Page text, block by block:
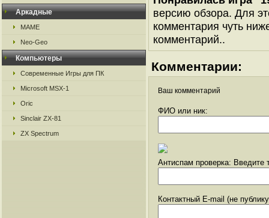
Аркадные
MAME
Neo-Geo
Компьютеры
Современные Игры для ПК
Microsoft MSX-1
Oric
Sinclair ZX-81
ZX Spectrum
версию обзора. Для
комментария чуть
комментарий..
Комментарии:
Ваш комментарий
ФИО или ник:
Антиспам проверка: Введите
Контактный E-mail (не